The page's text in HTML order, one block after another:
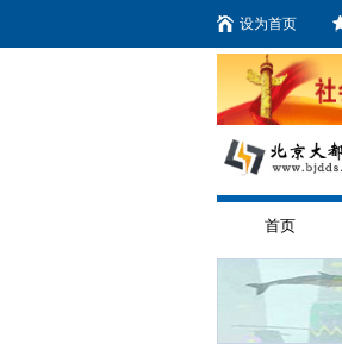
设为首页
首页